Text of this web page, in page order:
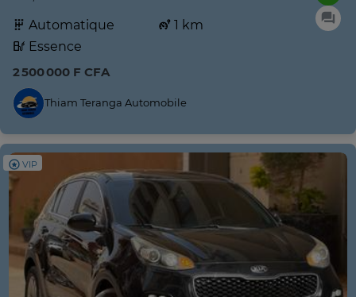
Automatique
1 km
Essence
2 500 000 F CFA
Thiam Teranga Automobile
VIP